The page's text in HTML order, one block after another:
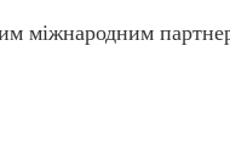
міжнародним